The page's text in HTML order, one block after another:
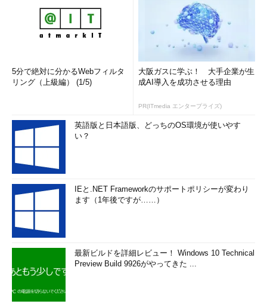
5分で絶対に分かるWebフィルタ
リング（上級編） (1/5)
大阪ガスに学ぶ！ 大手企業が生
成AI導入を成功させる理由
PR(ITmedia エンタープライズ)
英語版と日本語版、どっちのOS環境が使いやす
い？
IEと.NET Frameworkのサポートポリシーが変わり
ます（1年後ですが……）
最新ビルドを詳細レビュー！ Windows 10 Technical
Preview Build 9926がやってきた ...